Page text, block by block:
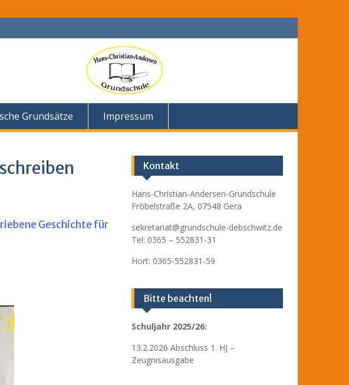
Grundsätze Impressum
Geschichte für
Kontakt
Hans-Christian-Andersen-Grundschule
Fröbelstraße 2A, 07548 Gera
sekretariat@grundschule-debschwitz.de
Tel: 0365 – 552831-31
Hort: 0365-552831-59
Bitte beachten!
Schuljahr 2025/26:
13.2.2026 Abschluss 1. HJ –
Zeugnisausgabe